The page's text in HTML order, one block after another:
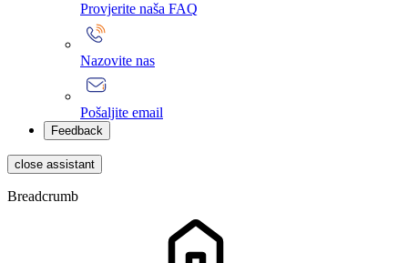
Provjerite naša FAQ
Nazovite nas
Pošaljite email
Feedback
close assistant
Breadcrumb